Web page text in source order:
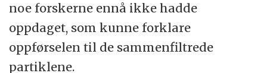
noe forskerne ennå ikke hadde
oppdaget, som kunne forklare
oppførselen til de sammenfiltrede
partiklene.